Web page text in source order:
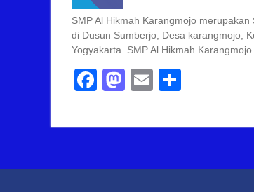
SMP Al Hikmah Karangmojo
di Dusun Sumberjo, Desa karangmojo,
Yogyakarta. SMP Al Hikmah
Facebook
Mastodon
Email